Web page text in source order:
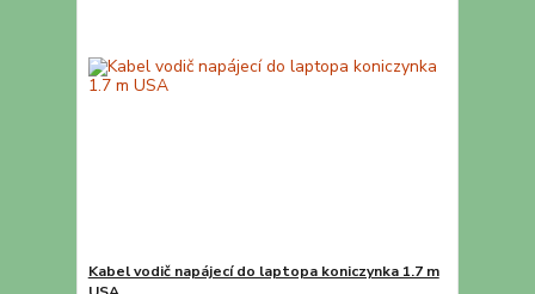
Kabel vodič napájecí do laptopa koniczynka 1.7 m